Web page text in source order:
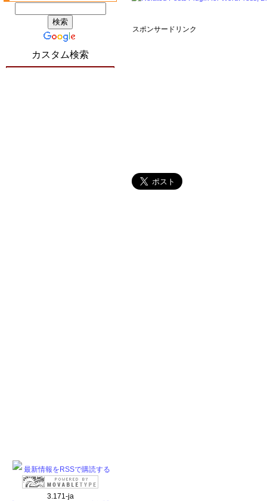
スポンサードリンク
カスタム検索
最新情報をRSSで購読する
3.171-ja